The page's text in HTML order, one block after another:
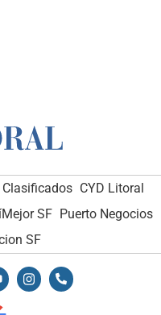
Clasificados CYD Litoral
SF Puerto Negocios
SF